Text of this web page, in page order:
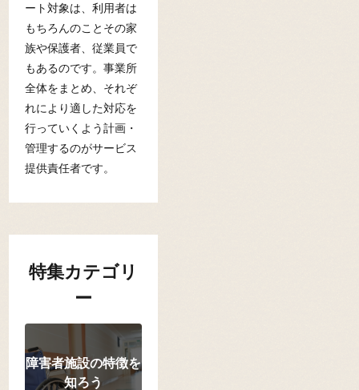
ート対象は、利用者は
もちろんのことその家
族や保護者、従業員で
もあるのです。事業所
全体をまとめ、それぞ
れにより適した対応を
行っていくよう計画・
管理するのがサービス
提供責任者です。
特集カテゴリ
ー
障害者施設の特徴を
知ろう